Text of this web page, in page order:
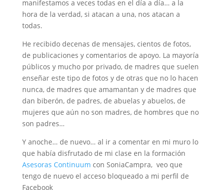
manifestamos a veces todas en el día a día… a la
hora de la verdad, si atacan a una, nos atacan a
todas.
He recibido decenas de mensajes, cientos de fotos,
de publicaciones y comentarios de apoyo. La mayoría
públicos y mucho por privado, de madres que suelen
enseñar este tipo de fotos y de otras que no lo hacen
nunca, de madres que amamantan y de madres que
dan biberón, de padres, de abuelas y abuelos, de
mujeres que aún no son madres, de hombres que no
son padres…
Y anoche… de nuevo… al ir a comentar en mi muro lo
que había disfrutado de mi clase en la formación
Asesoras Continuum con SoniaCampra, veo que
tengo de nuevo el acceso bloqueado a mi perfil de
Facebook